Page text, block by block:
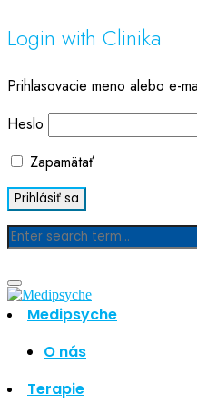
Login with Clinika
Prihlasovacie meno alebo e-
Heslo
Zapamätať
Medipsyche
O nás
Terapie
Blog
Hľadať